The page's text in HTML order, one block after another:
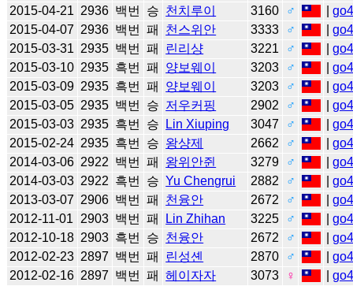
2015-04-21 2936 백번 승 천치루이 3160 ♂ |
2015-04-07 2936 백번 패 천스위안 3333 ♂ |
2015-03-31 2935 백번 패 린리샹 3221 ♂ |
2015-03-10 2935 흑번 패 양보웨이 3203 ♂ |
2015-03-09 2935 흑번 패 양보웨이 3203 ♂ |
2015-03-05 2935 백번 승 저우커핑 2902 ♂ |
2015-03-03 2935 흑번 승 Lin Xiuping 3047 ♂ |
2015-02-24 2935 흑번 승 왕샹제 2662 ♂ |
2014-03-06 2922 백번 패 왕위안쥔 3279 ♂ |
2014-03-03 2922 흑번 승 Yu Chengrui 2882 ♂ |
2013-03-07 2906 백번 패 천융안 2672 ♂ |
2012-11-01
2903 백번 패 Lin Zhihan 3225 ♂ |
2012-10-18 2903 흑번 승 천융안 2672 ♂ |
2012-02-23 2897 백번 패 린성셴 2870 ♂ |
2012-02-16 2897 백번 패 헤이자자 3073 ♀ |